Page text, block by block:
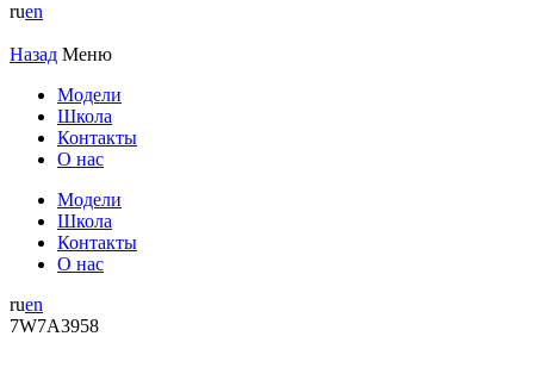
ruen
Назад Меню
Модели
Школа
Контакты
О нас
Модели
Школа
Контакты
О нас
ruen
7W7A3958